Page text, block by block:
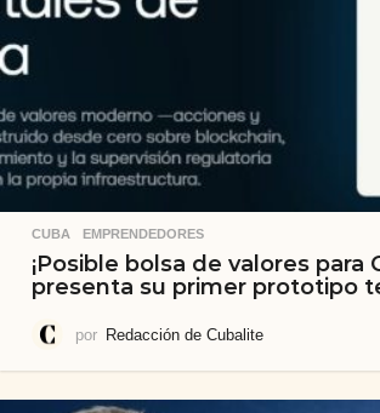
CUBA ,EMPRENDEDORES
¡Posible bolsa de valores para
presenta su primer prototipo
por Redacción de Cubalite